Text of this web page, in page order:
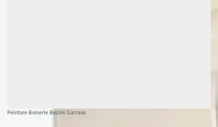
Peinture Boiserie Bezins Garraux